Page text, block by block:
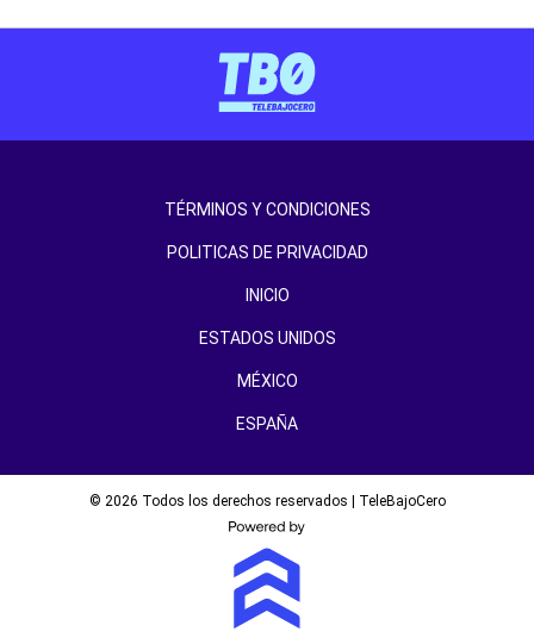
TÉRMINOS Y CONDICIONES
POLITICAS DE PRIVACIDAD
INICIO
ESTADOS UNIDOS
MÉXICO
ESPAÑA
© 2026 Todos los derechos reservados | TeleBajoCero